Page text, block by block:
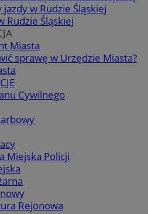
jazdy w Rudzie Śląskiej
Rudzie Śląskiej
Miasta
sprawę w Urzędzie Miasta?
Cywilnego
Miejska Policji
Rejonowa